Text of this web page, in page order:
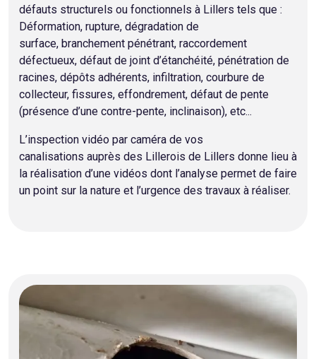
défauts structurels ou fonctionnels à Lillers tels que :
Déformation, rupture, dégradation de
surface, branchement pénétrant, raccordement
défectueux, défaut de joint d’étanchéité, pénétration de
racines, dépôts adhérents, infiltration, courbure de
collecteur, fissures, effondrement, défaut de pente
(présence d’une contre-pente, inclinaison), etc...
L’inspection vidéo par caméra de vos
canalisations auprès des Lillerois de Lillers donne lieu à
la réalisation d’une vidéos dont l’analyse permet de faire
un point sur la nature et l’urgence des travaux à réaliser.